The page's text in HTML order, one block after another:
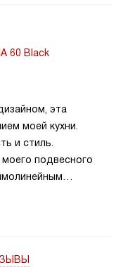
60 Black
эта
моей кухни.
и стиль.
подвесного